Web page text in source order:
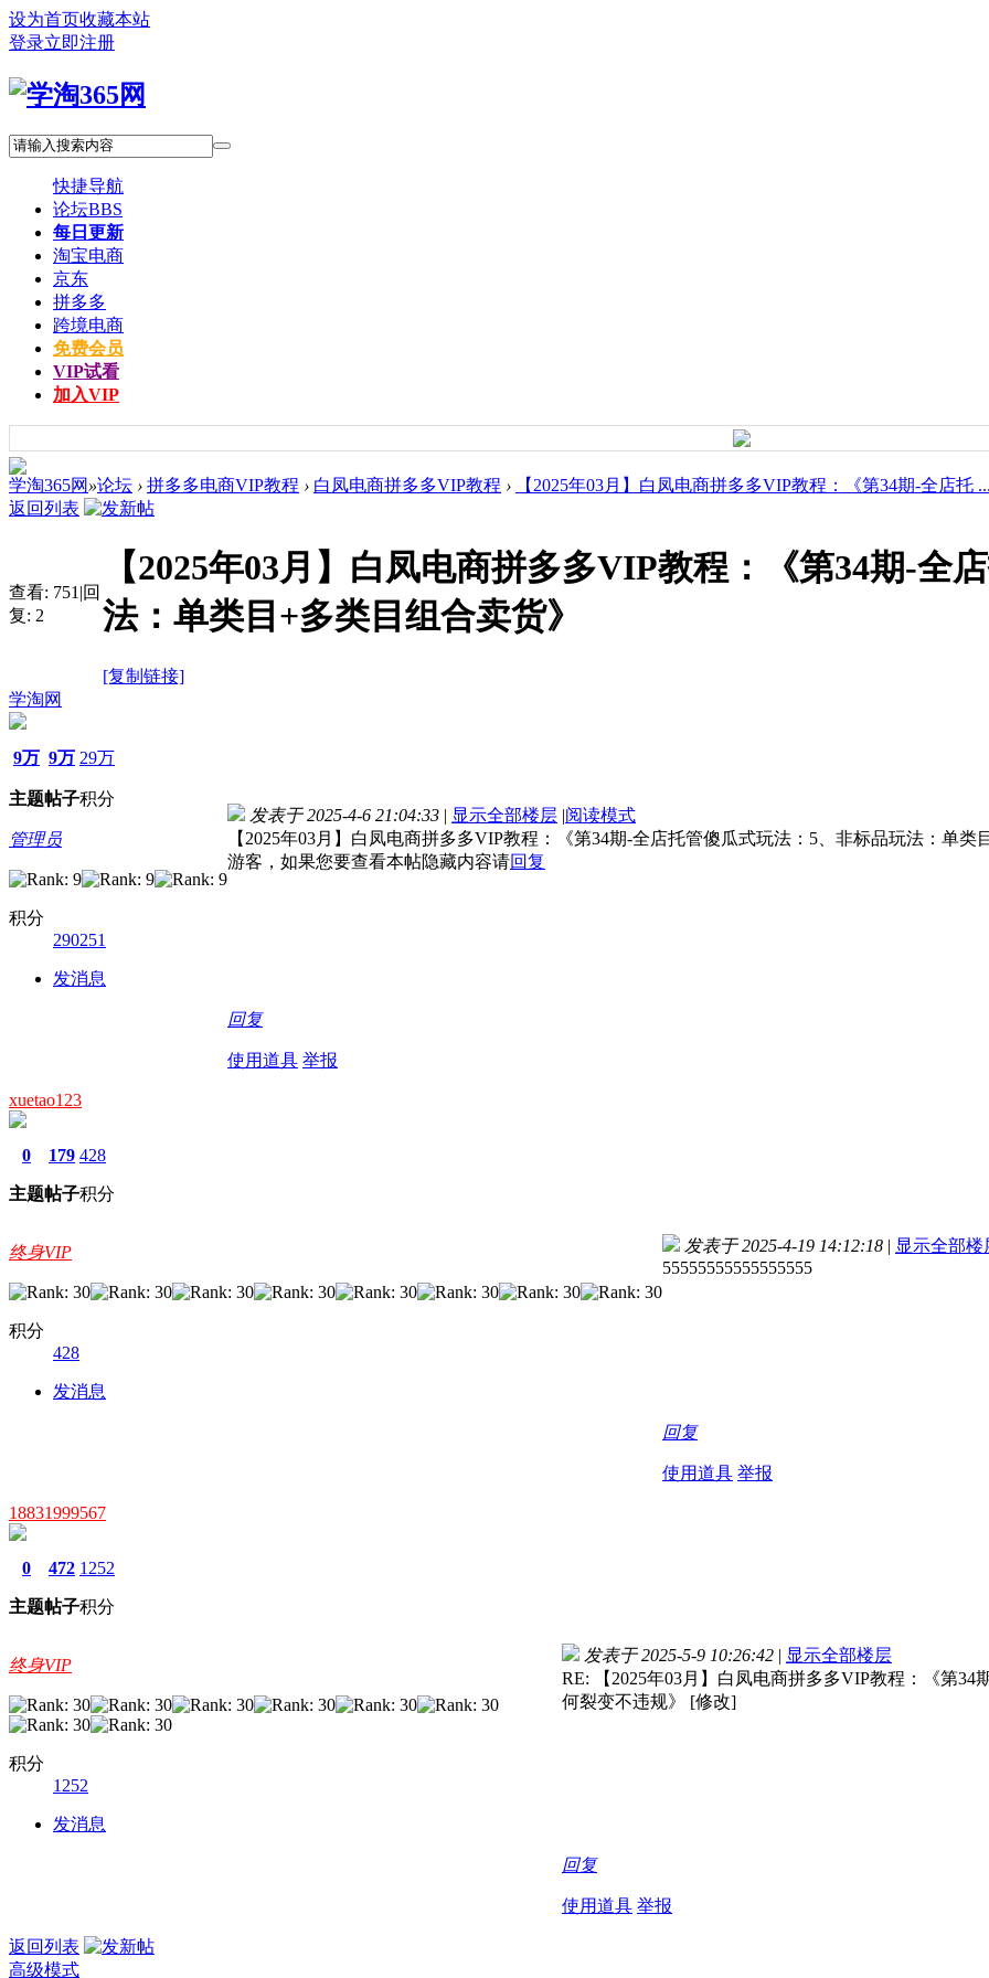
设为首页收藏本站
登录立即注册
快捷导航
论坛BBS
每日更新
淘宝电商
京东
拼多多
跨境电商
免费会员
VIP试看
加入VIP
学淘365网 »论坛 › 拼多多电商VIP教程 › 白凤电商拼多多VIP教程 ›
【2025年03月】白凤电商拼多多VIP教程：《第34期-全店托
返回列表
查看: 751 |回
复: 2
【2025年03月】白凤电商拼多多VIP教程：《第34期-全
法：单类目+多类目组合卖货》
[复制链接]
学淘网
9万
主题
9万
帖子
29万
积分
管理员
积分
290251
发消息
发表于 2025-4-6 21:04:33 | 显示全部楼层 |阅读模式
【2025年03月】白凤电商拼多多VIP教程：《第34期-全店托管傻瓜式玩法：5、非标品玩法：单类
游客，如果您要查看本帖隐藏内容请回复
回复
使用道具 举报
xuetao123
0
主题
179
帖子
428
积分
终身VIP
积分
428
发消息
发表于 2025-4-19 14:12:18 | 显示全部楼
55555555555555555
回复
使用道具 举报
18831999567
0
主题
472
帖子
1252
积分
终身VIP
积分
1252
发消息
发表于 2025-5-9 10:26:42 | 显示全部楼层
RE: 【2025年03月】白凤电商拼多多VIP教程：《第
何裂变不违规》 [修改]
回复
使用道具 举报
返回列表
高级模式